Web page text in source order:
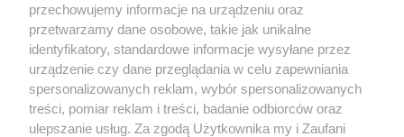
przechowujemy informacje na urządzeniu oraz
przetwarzamy dane osobowe, takie jak unikalne
identyfikatory, standardowe informacje wysyłane przez
urządzenie czy dane przeglądania w celu zapewniania
spersonalizowanych reklam, wybór spersonalizowanych
treści, pomiar reklam i treści, badanie odbiorców oraz
ulepszanie usług. Za zgodą Użytkownika my i Zaufani